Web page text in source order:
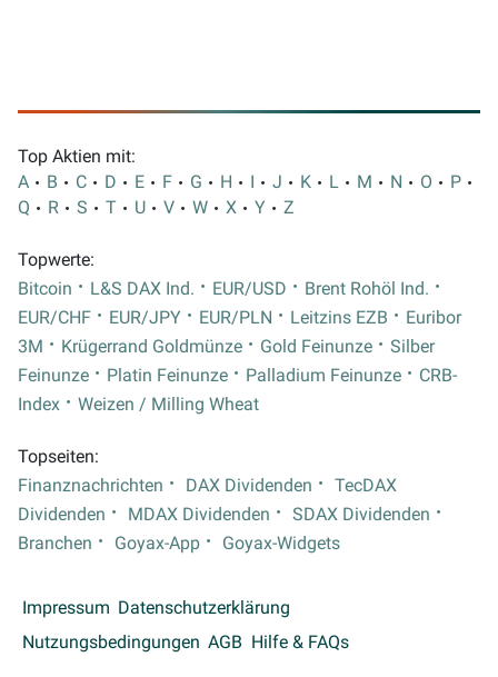
Top Aktien mit:
A
B C D E F G H I J K L M N O
P
Q
R S T U V W X Y Z
Topwerte:
Bitcoin
L&S DAX Ind. EUR/USD
Brent Rohöl Ind.
EUR/CHF
EUR/JPY EUR/PLN Leitzins EZB
Euribor
3M
Krügerrand Goldmünze Gold Feinunze
Silber
Feinunze
Platin Feinunze Palladium Feinunze
CRB-
Index
Weizen / Milling Wheat
Topseiten:
Finanznachrichten
DAX Dividenden
TecDAX
Dividenden
MDAX Dividenden
SDAX Dividenden
Branchen
Goyax-App Goyax-Widgets
Impressum Datenschutzerklärung
Nutzungsbedingungen AGB Hilfe & FAQs